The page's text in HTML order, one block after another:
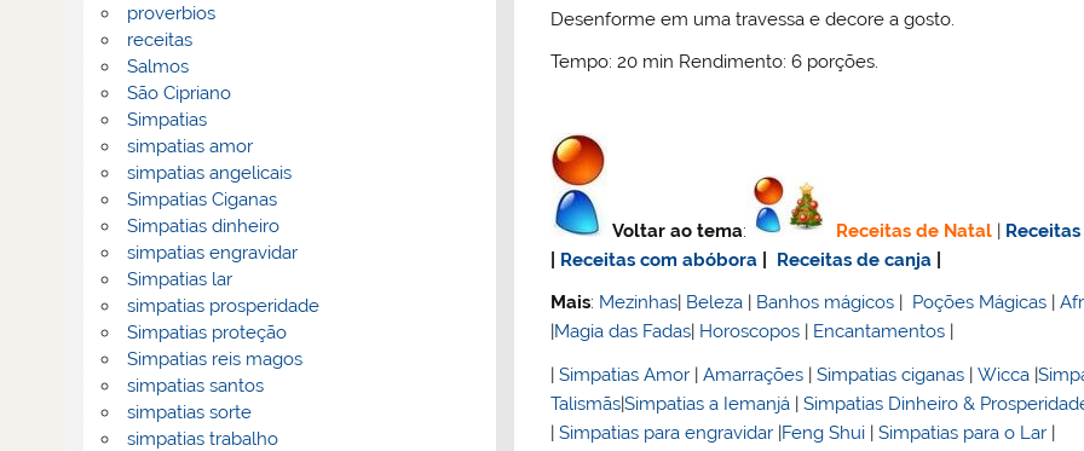
Desenforme em uma travessa e decore a gosto.
Tempo: 20 min Rendimento: 6 porções.
Voltar ao tema: Receitas de Natal | Receitas
Receitas com abóbora Receitas de canja
Mais: Mezinhas| Beleza | Banhos mágicos | Poções Mágicas |
|Magia das Fadas| Horoscopos | Encantamentos |
|Simpatias Amor |Amarrações |Simpatias ciganas |Wicca |
Talismãs|Simpatias a Iemanjá |Simpatias Dinheiro &
|Simpatias para engravidar |Feng Shui |Simpatias para o Lar |
proverbios
receitas
Salmos
São Cipriano
Simpatias
simpatias amor
simpatias angelicais
Simpatias Ciganas
Simpatias dinheiro
simpatias engravidar
Simpatias lar
simpatias prosperidade
Simpatias proteção
Simpatias reis magos
simpatias santos
simpatias sorte
simpatias trabalho